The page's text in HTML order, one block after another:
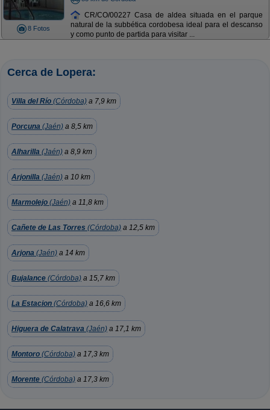
8 Fotos
CR/CO/00227 Casa de aldea situada en el parque
natural de la subbética cordobesa ideal para el descanso
y como punto de partida para visitar ...
Cerca de Lopera:
Villa del Río (Córdoba) a 7,9 km
Porcuna (Jaén) a 8,5 km
Alharilla (Jaén) a 8,9 km
Arjonilla (Jaén) a 10 km
Marmolejo (Jaén) a 11,8 km
Cañete de Las Torres (Córdoba) a 12,5 km
Arjona (Jaén) a 14 km
Bujalance (Córdoba) a 15,7 km
La Estacion (Córdoba) a 16,6 km
Higuera de Calatrava (Jaén) a 17,1 km
Montoro (Córdoba) a 17,3 km
Morente (Córdoba) a 17,3 km